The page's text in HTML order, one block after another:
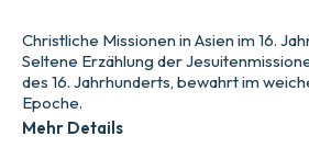
Christliche Missionen in Asien im 16.
Seltene Erzählung der
des 16. Jahrhunderts, bewahrt im
Epoche.
Mehr Details